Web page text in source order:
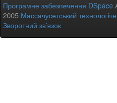
Програмне забезпечення DSpace
2005 Массачусетський
Зворотний зв’язок